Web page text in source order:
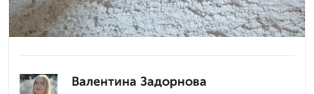
Валентина Задорнова